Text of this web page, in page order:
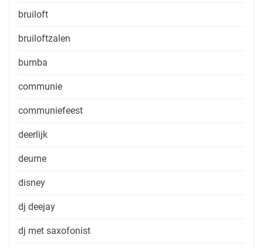
bruiloft
bruiloftzalen
bumba
communie
communiefeest
deerlijk
deurne
disney
dj deejay
dj met saxofonist